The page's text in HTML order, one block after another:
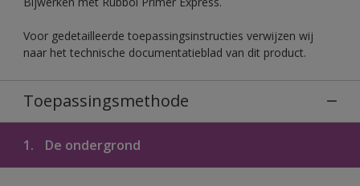
Voor gedetailleerde toepassingsinstructies verwijzen wij
naar het technische documentatieblad van dit product.
Toepassingsmethode
1. De ondergrond